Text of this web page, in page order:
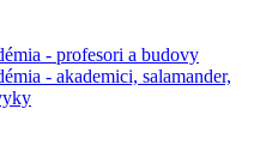
- profesori a budovy
- akademici, salamander,